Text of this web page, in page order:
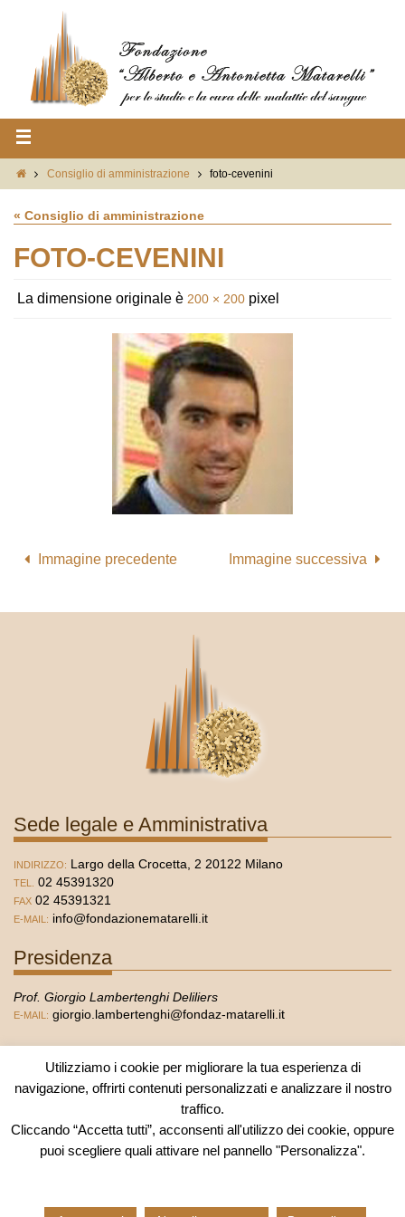
Consiglio di amministrazione foto-cevenini
« Consiglio di amministrazione
FOTO-CEVENINI
La dimensione originale è 200 × 200 pixel
Immagine precedente Immagine successiva
Sede legale e Amministrativa
INDIRIZZO: Largo della Crocetta, 2 20122 Milano
TEL. 02 45391320
FAX 02 45391321
E-MAIL: info@fondazionematarelli.it
Presidenza
Prof. Giorgio Lambertenghi Deliliers
E-MAIL: giorgio.lambertenghi@fondaz-matarelli.it
Segreteria
Dott.ssa Nadia Quirici
nadia.quirici@fondaz-matarelli.it
Utilizziamo i cookie per migliorare la tua esperienza di
navigazione, offrirti contenuti personalizzati e analizzare il nostro
traffico.
Cliccando “Accetta tutti”, acconsenti all'utilizzo dei cookie, oppure
puoi scegliere quali attivare nel pannello "Personalizza".